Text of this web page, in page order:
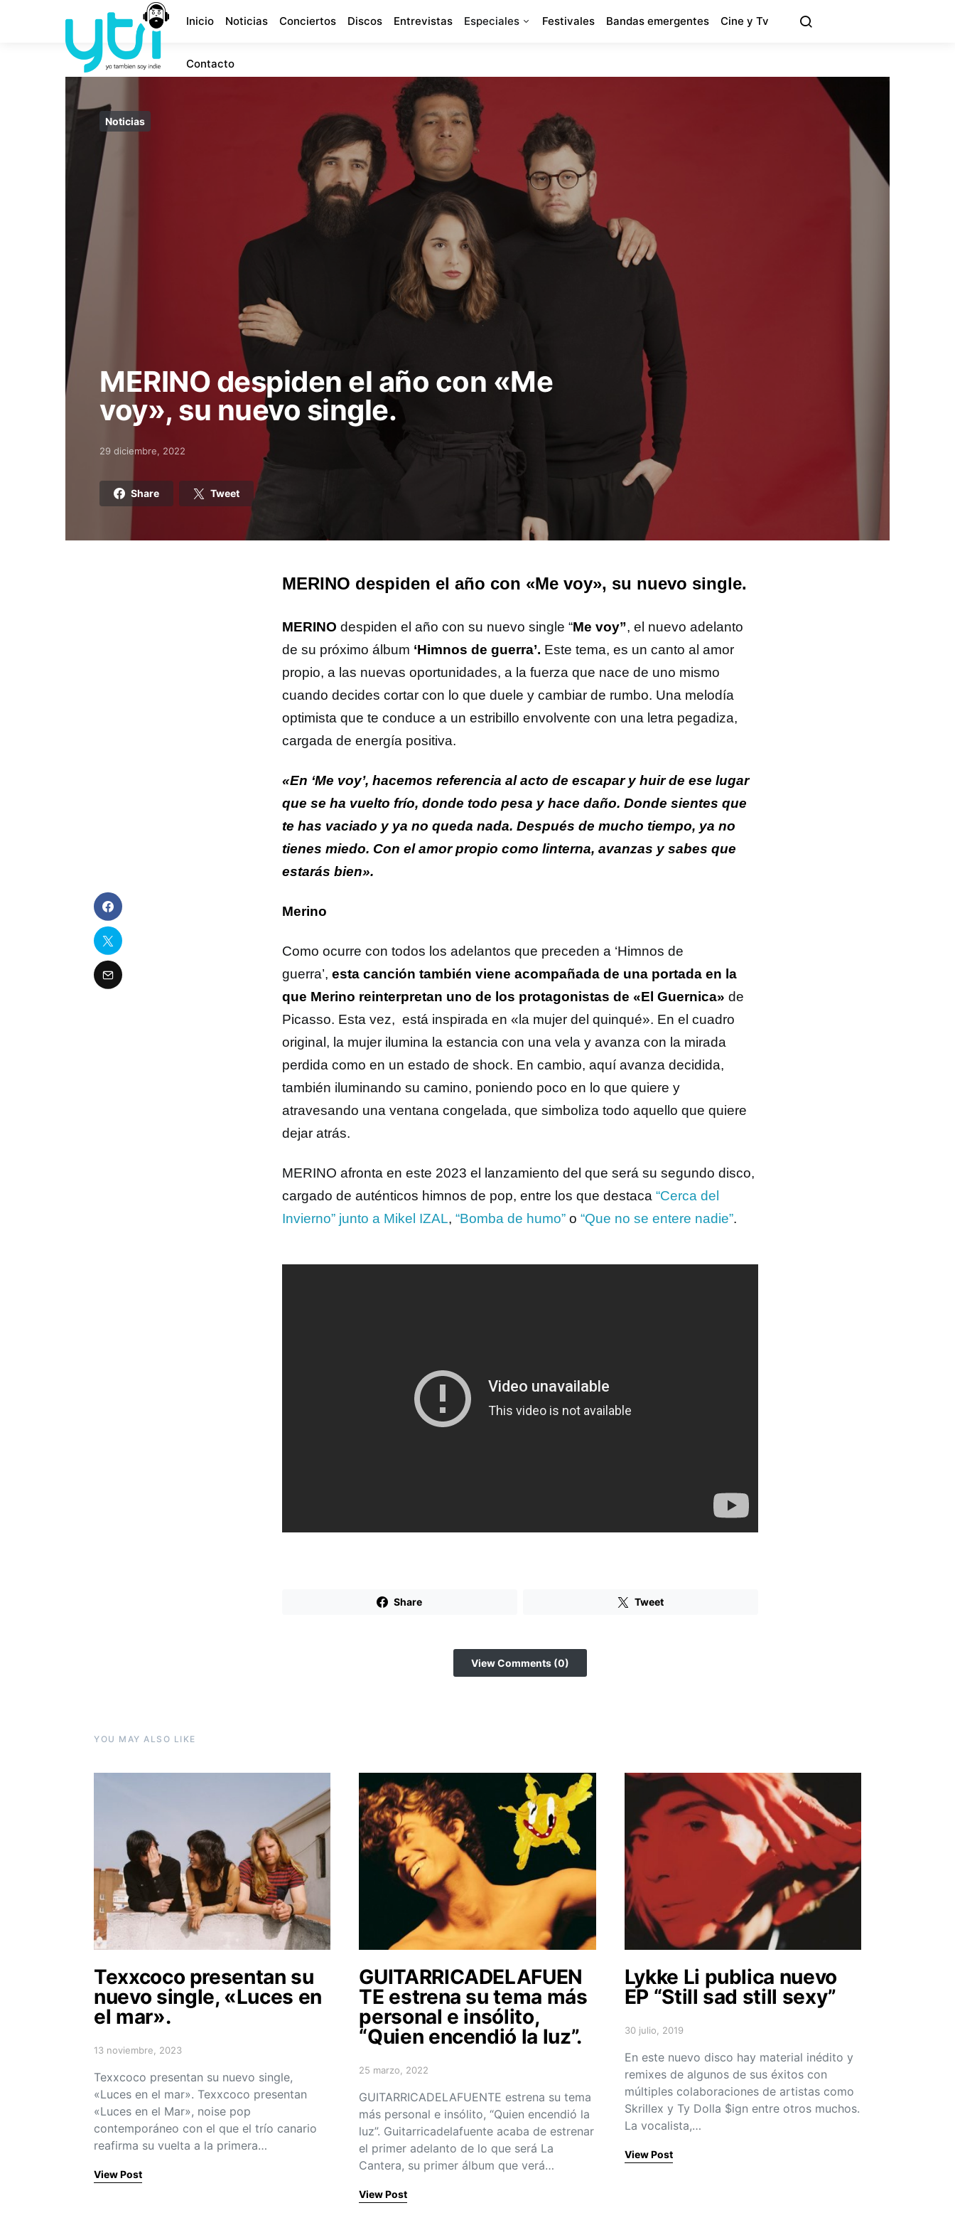
Inicio Noticias Conciertos Discos Entrevistas Especiales Festivales Bandas emergentes Cine y Tv
Contacto
Noticias
MERINO despiden el año con «Me
voy», su nuevo single.
Posted on
29 diciembre, 2022
Share Tweet
MERINO despiden el año con «Me voy», su nuevo single.
MERINO despiden el año con su nuevo single “Me voy”, el nuevo adelanto
de su próximo álbum ‘Himnos de guerra’. Este tema, es un canto al amor
propio, a las nuevas oportunidades, a la fuerza que nace de uno mismo
cuando decides cortar con lo que duele y cambiar de rumbo. Una melodía
optimista que te conduce a un estribillo envolvente con una letra pegadiza,
cargada de energía positiva.
«En ‘Me voy’, hacemos referencia al acto de escapar y huir de ese lugar
que se ha vuelto frío, donde todo pesa y hace daño. Donde sientes que
te has vaciado y ya no queda nada. Después de mucho tiempo, ya no
tienes miedo. Con el amor propio como linterna, avanzas y sabes que
estarás bien».
Merino
Como ocurre con todos los adelantos que preceden a ‘Himnos de
guerra’, esta canción también viene acompañada de una portada en la
que Merino reinterpretan uno de los protagonistas de «El Guernica» de
Picasso. Esta vez, está inspirada en «la mujer del quinqué». En el cuadro
original, la mujer ilumina la estancia con una vela y avanza con la mirada
perdida como en un estado de shock. En cambio, aquí avanza decidida,
también iluminando su camino, poniendo poco en lo que quiere y
atravesando una ventana congelada, que simboliza todo aquello que quiere
dejar atrás.
MERINO afronta en este 2023 el lanzamiento del que será su segundo disco,
cargado de auténticos himnos de pop, entre los que destaca “Cerca del
Invierno” junto a Mikel IZAL, “Bomba de humo” o “Que no se entere nadie”.
Share Tweet
View Comments (0)
YOU MAY ALSO LIKE
Texxcoco presentan su
nuevo single, «Luces en
el mar».
Posted on
13 noviembre, 2023
Texxcoco presentan su nuevo single,
«Luces en el mar». Texxcoco presentan
«Luces en el Mar», noise pop
contemporáneo con el que el trío canario
reafirma su vuelta a la primera…
View Post
GUITARRICADELAFUEN
TE estrena su tema más
personal e insólito,
“Quien encendió la luz”.
Posted on
25 marzo, 2022
GUITARRICADELAFUENTE estrena su tema
más personal e insólito, “Quien encendió la
luz”. Guitarricadelafuente acaba de estrenar
el primer adelanto de lo que será La
Cantera, su primer álbum que verá…
View Post
Lykke Li publica nuevo
EP “Still sad still sexy”
Posted on
30 julio, 2019
En este nuevo disco hay material inédito y
remixes de algunos de sus éxitos con
múltiples colaboraciones de artistas como
Skrillex y Ty Dolla $ign entre otros muchos.
La vocalista,…
View Post